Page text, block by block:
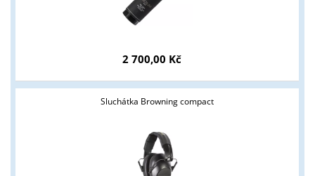
2 700,00 Kč
Sluchátka Browning compact
podmínky?
ANO NE